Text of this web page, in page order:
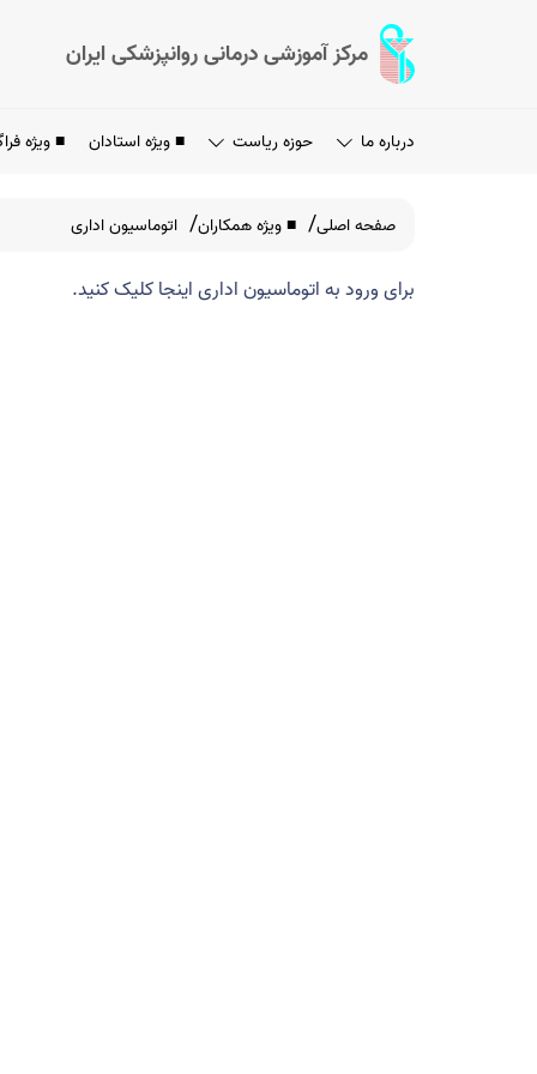
مرکز آموزشی درمانی روانپزشکی ایران
درباره ما حوزه ریاست ■ ویژه استادان ■ ویژه
صفحه اصلی ■ ویژه همکاران اتوماسیون اداری
برای ورود به اتوماسیون اداریاینجاکلیک کنید.